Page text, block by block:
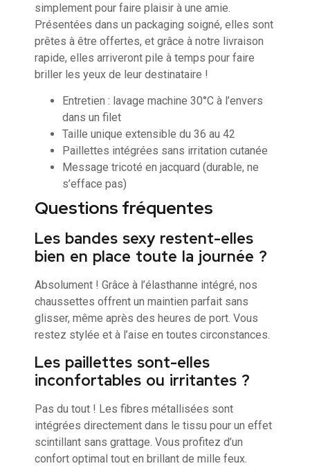
simplement pour faire plaisir à une amie.
Présentées dans un packaging soigné, elles sont
prêtes à être offertes, et grâce à notre livraison
rapide, elles arriveront pile à temps pour faire
briller les yeux de leur destinataire !
Entretien : lavage machine 30°C à l’envers
dans un filet
Taille unique extensible du 36 au 42
Paillettes intégrées sans irritation cutanée
Message tricoté en jacquard (durable, ne
s’efface pas)
Questions fréquentes
Les bandes sexy restent-elles
bien en place toute la journée ?
Absolument ! Grâce à l’élasthanne intégré, nos
chaussettes offrent un maintien parfait sans
glisser, même après des heures de port. Vous
restez stylée et à l’aise en toutes circonstances.
Les paillettes sont-elles
inconfortables ou irritantes ?
Pas du tout ! Les fibres métallisées sont
intégrées directement dans le tissu pour un effet
scintillant sans grattage. Vous profitez d’un
confort optimal tout en brillant de mille feux.